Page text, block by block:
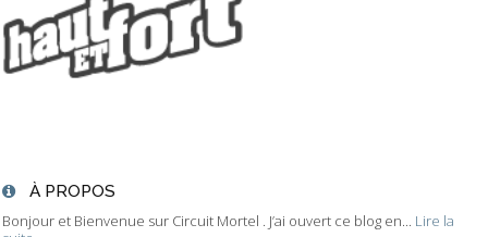
À PROPOS
Bonjour et Bienvenue sur Circuit Mortel . J’ai ouvert ce blog en... Lire la